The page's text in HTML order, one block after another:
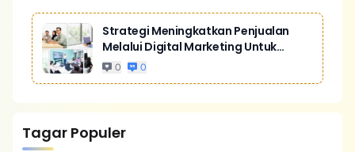
Strategi Meningkatkan Penjualan
Melalui Digital Marketing Untuk
Bisnis Yang Lebih Kompetitif
0 0
Tagar Populer